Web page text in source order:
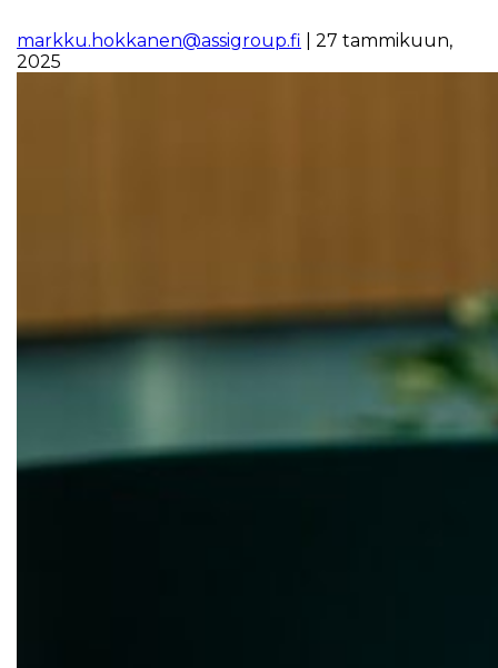
markku.hokkanen@assigroup.fi
27 tammikuun,
2025